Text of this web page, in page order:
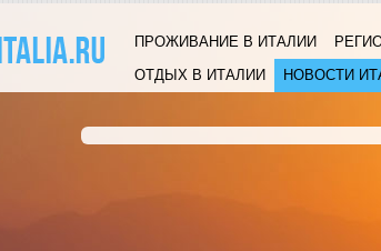
ПРОЖИВАНИЕ В ИТАЛИИ
ОТДЫХ В ИТАЛИИ
НОВОСТИ